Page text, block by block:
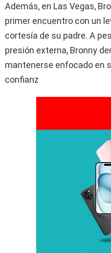
Además, en Las Vegas,
primer encuentro con un
cortesía de su padre. A
presión externa, Bronny
mantenerse enfocado en
confianz